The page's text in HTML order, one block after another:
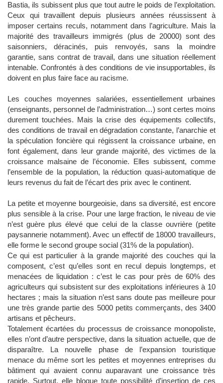
Bastia, ils subissent plus que tout autre le poids de l’exploitation.
Ceux qui travaillent depuis plusieurs années réussissent à
imposer certains reculs, notamment dans l’agriculture. Mais la
majorité des travailleurs immigrés (plus de 20000) sont des
saisonniers, déracinés, puis renvoyés, sans la moindre
garantie, sans contrat de travail, dans une situation réellement
intenable. Confrontés à des conditions de vie insupportables, ils
doivent en plus faire face au racisme.
Les couches moyennes salariées, essentiellement urbaines
(enseignants, personnel de l’administration…) sont certes moins
durement touchées. Mais la crise des équipements collectifs,
des conditions de travail en dégradation constante, l’anarchie et
la spéculation foncière qui régissent la croissance urbaine, en
font également, dans leur grande majorité, des victimes de la
croissance malsaine de l’économie. Elles subissent, comme
l’ensemble de la population, la réduction quasi-automatique de
leurs revenus du fait de l’écart des prix avec le continent.
La petite et moyenne bourgeoisie, dans sa diversité, est encore
plus sensible à la crise. Pour une large fraction, le niveau de vie
n’est guère plus élevé que celui de la classe ouvrière (petite
paysannerie notamment). Avec un effectif de 18000 travailleurs,
elle forme le second groupe social (31% de la population).
Ce qui est particulier à la grande majorité des couches qui la
composent, c’est qu’elles sont en recul depuis longtemps, et
menacées de liquidation : c’est le cas pour près de 60% des
agriculteurs qui subsistent sur des exploitations inférieures à 10
hectares ; mais la situation n’est sans doute pas meilleure pour
une très grande partie des 5000 petits commerçants, des 3400
artisans et pêcheurs.
Totalement écartées du processus de croissance monopoliste,
elles n’ont d’autre perspective, dans la situation actuelle, que de
disparaître. La nouvelle phase de l’expansion touristique
menace du même sort les petites et moyennes entreprises du
bâtiment qui avaient connu auparavant une croissance très
rapide. Surtout, elle bloque toute possibilité d’insertion de ces